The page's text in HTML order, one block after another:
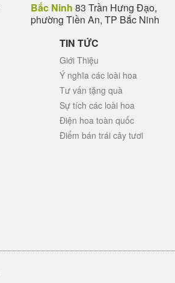
Bắc Ninh 83 Trần Hưng Đạo,
phường Tiền An, TP Bắc Ninh
TIN TỨC
Giới Thiệu
Ý nghĩa các loài hoa
Tư vấn tặng quà
Sự tích các loài hoa
Điện hoa toàn quốc
Điểm bán trái cây tươi